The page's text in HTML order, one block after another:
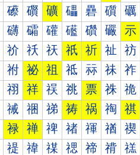
礤 礥 礦 礧 礨 礩 礪
礴 礵 礶 礷 礸 礹 示
祄 祅 祆 祇 祈 祉 祊
祔 祕 祖 祗 祘 祙 祚
祤 祥 祦 祧 票 祩 祪
祴 祵 祶 祷 祸 祹 祺
禄 禅 禆 禇 禈 禉 禊
禔 禕 禖 禗 禘 禙 禚